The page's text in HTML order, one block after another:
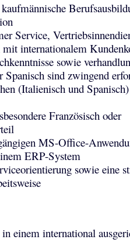
Service,
internationalem
sowie
sind zwingend
(Italienisch und
Französisch oder
MS-Office-
ERP-System
sowie eine
einem international